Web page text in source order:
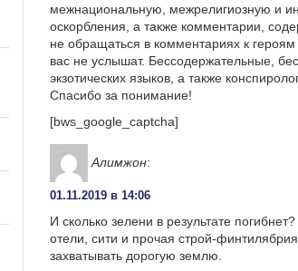
межнациональную, межрелигиозную и
оскорбления, а также комментарии,
не обращаться в комментариях к
вас не услышат. Бессодержательные,
экзотических языков, а также
Спасибо за понимание!
[bws_google_captcha]
Алимжон:
01.11.2019 в 14:06
И сколько зелени в результате
отели, сити и прочая строй-
захватывать дорогую землю.